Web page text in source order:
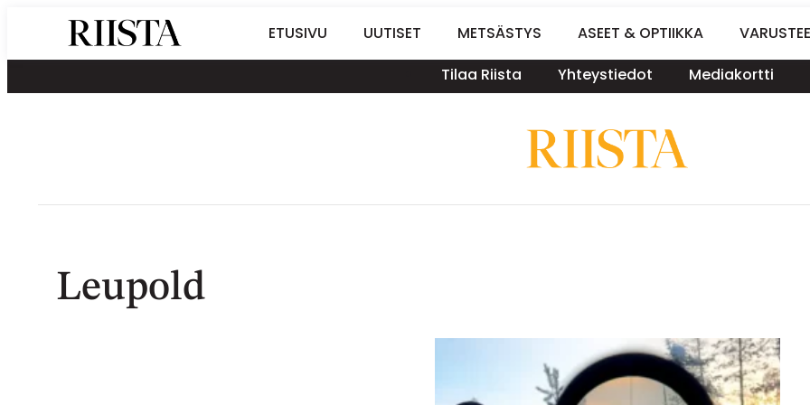
sisältöön
Riistalehti.fi
Metsästyksen
erikoislehti
ETUSIVU UUTISET METSÄSTYS ASEET & OPTIIKKA
Tilaa Riista
Yhteystiedot Mediakortti
Leupold